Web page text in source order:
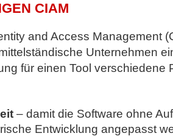
CIAM
and Access Management
Unternehmen
für einen Tool verschiedene
– damit die Software ohne
Entwicklung angepasst